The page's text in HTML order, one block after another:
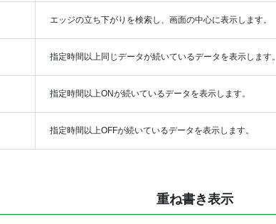
エッジの立ち下がりを検索し、画面の中心に表示します。
指定時間以上同じデータが続いているデータを表示します。
指定時間以上ONが続いているデータを表示します。
指定時間以上OFFが続いているデータを表示します。
重ね書き表示